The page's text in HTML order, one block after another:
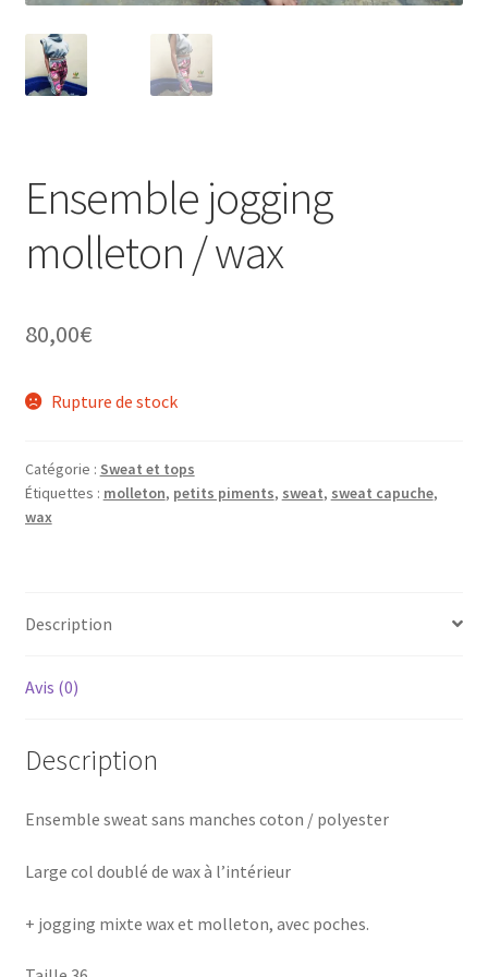
Ensemble jogging
molleton / wax
80,00€
Rupture de stock
Catégorie : Sweat et tops
Étiquettes : molleton, petits piments, sweat, sweat capuche,
wax
Description
Avis (0)
Description
Ensemble sweat sans manches coton / polyester
Large col doublé de wax à l’intérieur
+ jogging mixte wax et molleton, avec poches.